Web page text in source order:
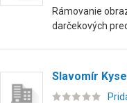
Rámovanie
darčekových
Slavomír